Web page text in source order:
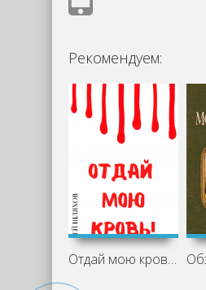
Рекомендуем:
Отдай мою кровь - Андрей Шляхов